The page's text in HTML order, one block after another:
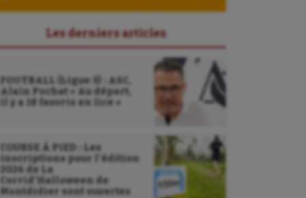
Les derniers articles
FOOTBALL (Ligue 3) : ASC,
Alain Pochat « Au départ,
il y a 18 favoris en lice »
COURSE À PIED : Les
inscriptions pour l’édition
2026 de La
Corrid’Halloween de
Montdidier sont ouvertes